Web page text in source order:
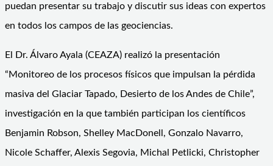
puedan presentar su trabajo y discutir sus ideas con expertos
en todos los campos de las geociencias.
El Dr. Álvaro Ayala (CEAZA) realizó la presentación
“Monitoreo de los procesos físicos que impulsan la pérdida
masiva del Glaciar Tapado, Desierto de los Andes de Chile”,
investigación en la que también participan los científicos
Benjamin Robson, Shelley MacDonell, Gonzalo Navarro,
Nicole Schaffer, Alexis Segovia, Michal Petlicki, Christopher